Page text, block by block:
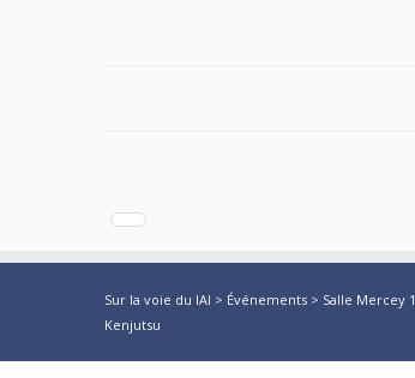
Sur la voie du IAI > Événements > Salle Mercey 1
Kenjutsu